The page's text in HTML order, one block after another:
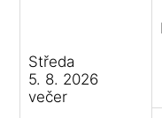
Středa
5. 8. 2026
večer